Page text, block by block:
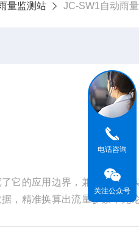
量监测站 JC-SW1自动雨
它的应用边界，兼顾监测与
，精准换算出流量参数，无
电话咨询
关注公众号